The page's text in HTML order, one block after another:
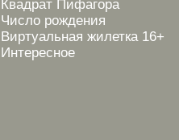
Квадрат Пифагора
Число рождения
Виртуальная жилетка 16+
Интересное